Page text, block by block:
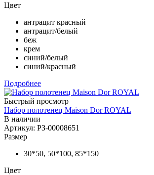
Цвет
антрацит красный
антрацит/белый
беж
крем
синий/белый
синий/красный
Подробнее
Быстрый просмотр
Набор полотенец Maison Dor ROYAL
В наличии
Артикул: РЗ-00008651
Размер
30*50, 50*100, 85*150
Цвет